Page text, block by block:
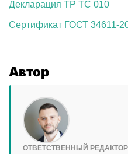
Декларация ТР ТС 010
Сертификат ГОСТ 34611-
Автор
ОТВЕТСТВЕННЫЙ